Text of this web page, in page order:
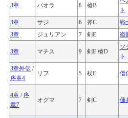
3章 パオラ 8 槍B
ト
3章
サジ 6 斧C
戦
3章
ジュリアン 7 剣E 盗
3章 マチス 9 剣E 槍D
ソ
ト
3章外伝 /
序章4
リフ 5 杖E 僧
4章 / 序
章7
オグマ 7 剣C 傭